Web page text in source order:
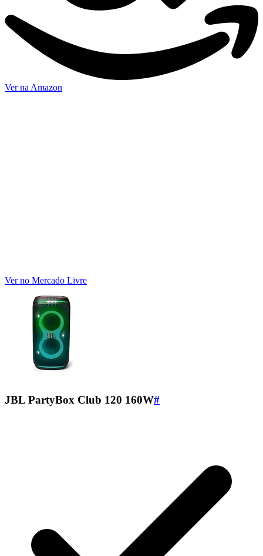
Ver na Amazon
Ver no Mercado Livre
JBL PartyBox Club 120 160W#